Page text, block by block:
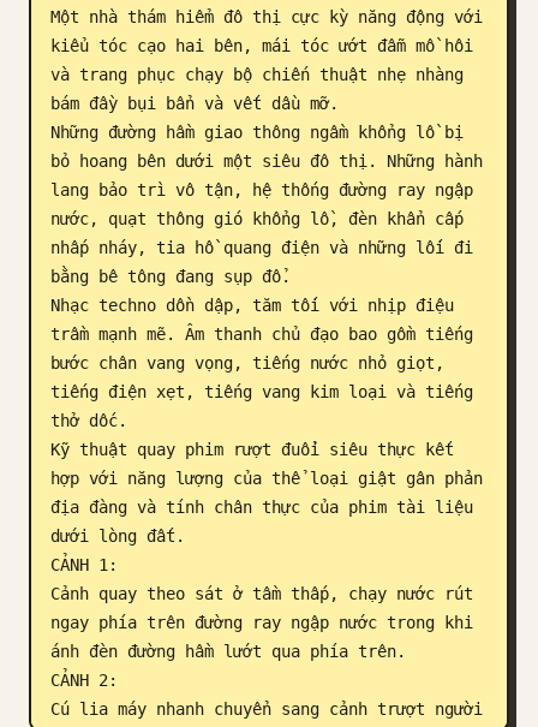
Một nhà thám hiểm đô thị cực kỳ năng động với
kiểu tóc cạo hai bên, mái tóc ướt đẫm mồ hôi
và trang phục chạy bộ chiến thuật nhẹ nhàng
bám đầy bụi bẩn và vết dầu mỡ.
Những đường hầm giao thông ngầm khổng lồ bị
bỏ hoang bên dưới một siêu đô thị. Những hành
lang bảo trì vô tận, hệ thống đường ray ngập
nước, quạt thông gió khổng lồ, đèn khẩn cấp
nhấp nháy, tia hồ quang điện và những lối đi
bằng bê tông đang sụp đổ.
Nhạc techno dồn dập, tăm tối với nhịp điệu
trầm mạnh mẽ. Âm thanh chủ đạo bao gồm tiếng
bước chân vang vọng, tiếng nước nhỏ giọt,
tiếng điện xẹt, tiếng vang kim loại và tiếng
thở dốc.
Kỹ thuật quay phim rượt đuổi siêu thực kết
hợp với năng lượng của thể loại giật gân phản
địa đàng và tính chân thực của phim tài liệu
dưới lòng đất.
CẢNH 1:
Cảnh quay theo sát ở tầm thấp, chạy nước rút
ngay phía trên đường ray ngập nước trong khi
ánh đèn đường hầm lướt qua phía trên.
CẢNH 2:
Cú lia máy nhanh chuyển sang cảnh trượt người